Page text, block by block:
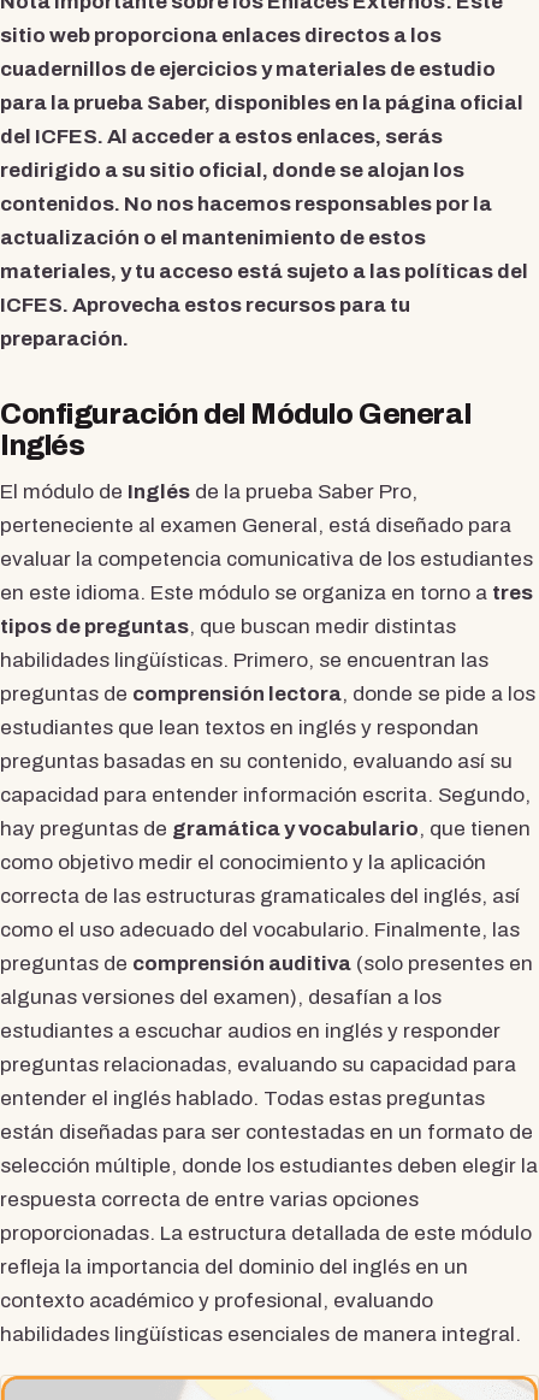
sitio web proporciona enlaces directos a los
cuadernillos de ejercicios y materiales de estudio
para la prueba Saber, disponibles en la página oficial
del ICFES. Al acceder a estos enlaces, serás
redirigido a su sitio oficial, donde se alojan los
contenidos. No nos hacemos responsables por la
actualización o el mantenimiento de estos
materiales, y tu acceso está sujeto a las políticas del
ICFES. Aprovecha estos recursos para tu
preparación.
Configuración del Módulo General
Inglés
El módulo de Inglés de la prueba Saber Pro,
perteneciente al examen General, está diseñado para
evaluar la competencia comunicativa de los estudiantes
en este idioma. Este módulo se organiza en torno a tres
tipos de preguntas, que buscan medir distintas
habilidades lingüísticas. Primero, se encuentran las
preguntas de comprensión lectora, donde se pide a los
estudiantes que lean textos en inglés y respondan
preguntas basadas en su contenido, evaluando así su
capacidad para entender información escrita. Segundo,
hay preguntas de gramática y vocabulario, que tienen
como objetivo medir el conocimiento y la aplicación
correcta de las estructuras gramaticales del inglés, así
como el uso adecuado del vocabulario. Finalmente, las
preguntas de comprensión auditiva (solo presentes en
algunas versiones del examen), desafían a los
estudiantes a escuchar audios en inglés y responder
preguntas relacionadas, evaluando su capacidad para
entender el inglés hablado. Todas estas preguntas
están diseñadas para ser contestadas en un formato de
selección múltiple, donde los estudiantes deben elegir la
respuesta correcta de entre varias opciones
proporcionadas. La estructura detallada de este módulo
refleja la importancia del dominio del inglés en un
contexto académico y profesional, evaluando
habilidades lingüísticas esenciales de manera integral.